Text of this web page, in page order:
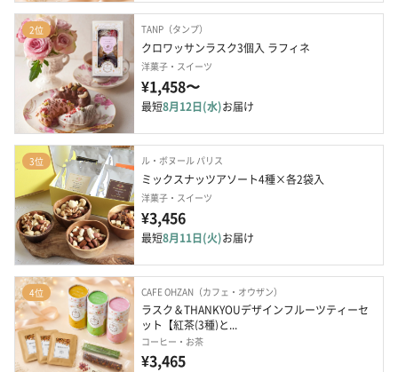
2位 TANP（タンプ）
クロワッサンラスク3個入 ラフィネ
洋菓子・スイーツ
¥1,458〜
最短8月12日(水)お届け
3位 ル・ボヌール パリス
ミックスナッツアソート4種×各2袋入
洋菓子・スイーツ
¥3,456
最短8月11日(火)お届け
4位 CAFE OHZAN（カフェ・オウザン）
ラスク＆THANKYOUデザインフルーツティーセ
ット【紅茶(3種)と...
コーヒー・お茶
¥3,465